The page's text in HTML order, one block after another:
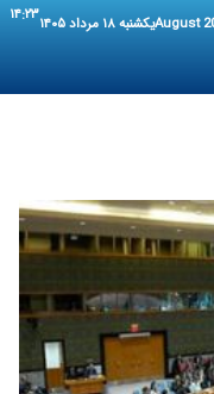
یکشنبه ۱۸ مرداد ۱۴۰۵ ۱۴:۲۳